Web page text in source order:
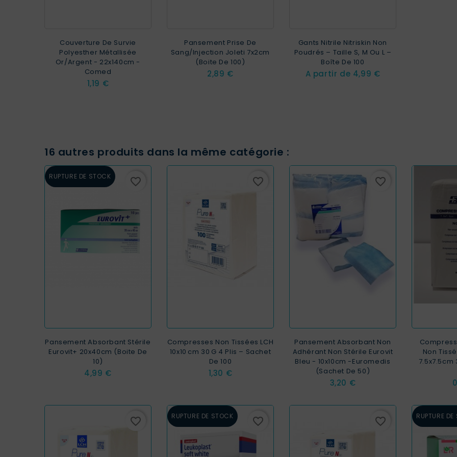
Couverture De Survie
Polyesther Métallisée
Or/argent - 22x140cm -
Comed
Prix
1,19 €
Pansement Prise De
Sang/injection Joleti 7x2cm
(Boite De 100)
Prix
2,89 €
Gants Nitrile Nitriskin Non
Poudrés – Taille S, M Ou L –
Boîte De 100
A partir de Prix
4,99 €
16 autres produits dans la même catégorie :
RUPTURE DE STOCK favorite_border
Pansement Absorbant Stérile
Eurovit+ 20x40cm (boite De
10)
Prix
4,99 €
favorite_border
Compresses Non Tissées LCH
10x10 Cm 30 G 4 Plis – Sachet
De 100
Prix
1,30 €
favorite_border
Pansement Absorbant Non
Adhérant Non Stérile Eurovit
Bleu - 10x10cm -Euromedis
(Sachet De 50)
Prix
3,20 €
Non
favorite_border RUPTURE DE STOCK favorite_border favorite_border RUPTURE